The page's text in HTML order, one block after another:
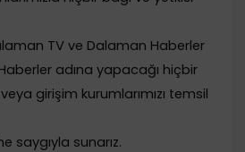
TV ve Dalaman Haberler
adına yapacağı hiçbir
girişim kurumlarımızı temsil
saygıyla sunarız.